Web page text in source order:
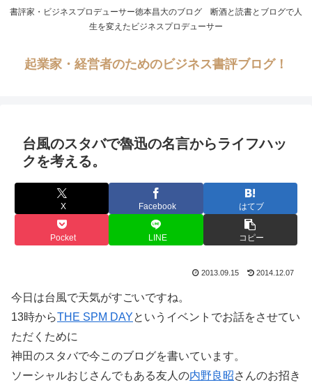
書評家・ビジネスプロデューサー徳本昌大のブログ 断酒と読書とブログで人
生を変えたビジネスプロデューサー
起業家・経営者のためのビジネス書評ブログ！
台風のスタバで魯迅の名言からライフハッ
クを考える。
X Facebook はてブ
Pocket LINE コピー
2013.09.15 2014.12.07
今日は台風で天気がすごいですね。
13時からTHE SPM DAYというイベントでお話をさせてい
ただくために
神田のスタバで今このブログを書いています。
ソーシャルおじさんでもある友人の内野良昭さんのお招き